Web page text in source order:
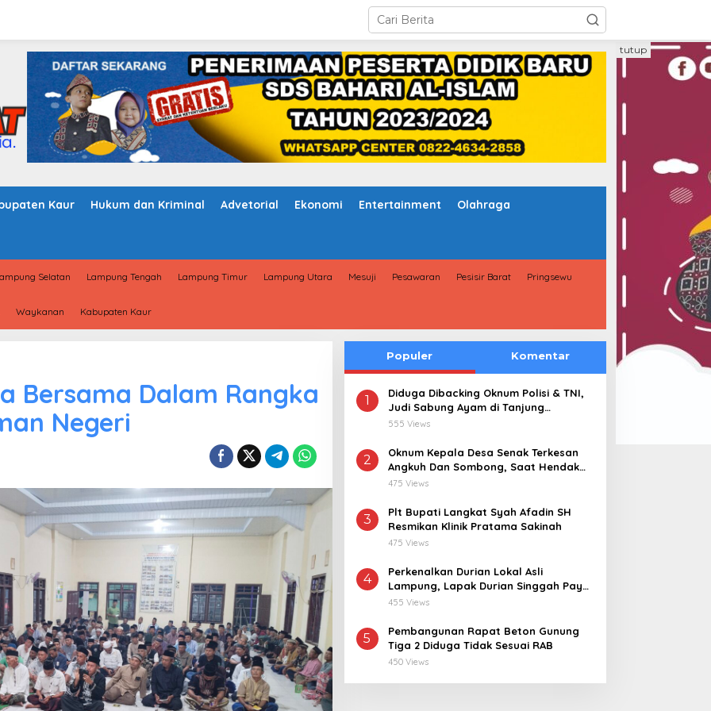
Kaur Hukum dan Kriminal Advetorial Ekonomi Entertainment Olahraga
Selatan Lampung Tengah Lampung Timur Lampung Utara Mesuji Pesawaran Pesisir Barat Pringsewu
Waykanan Kabupaten Kaur
tutup
Bersama Dalam Rangka
Negeri
Populer Komentar
1
Diduga Dibacking Oknum Polisi & TNI,
Judi Sabung Ayam di Tanjung
Kemuning “Kebal Hukum”
555 Views
2
Oknum Kepala Desa Senak Terkesan
Angkuh Dan Sombong, Saat Hendak
Dikonfirmasi Realisasi Dana Desa 2021-
475 Views
3
Plt Bupati Langkat Syah Afadin SH
Resmikan Klinik Pratama Sakinah
475 Views
4
Perkenalkan Durian Lokal Asli
Lampung, Lapak Durian Singgah Pay
kini Hadir di Lampung Timur
455 Views
5
Pembangunan Rapat Beton Gunung
Tiga 2 Diduga Tidak Sesuai RAB
450 Views